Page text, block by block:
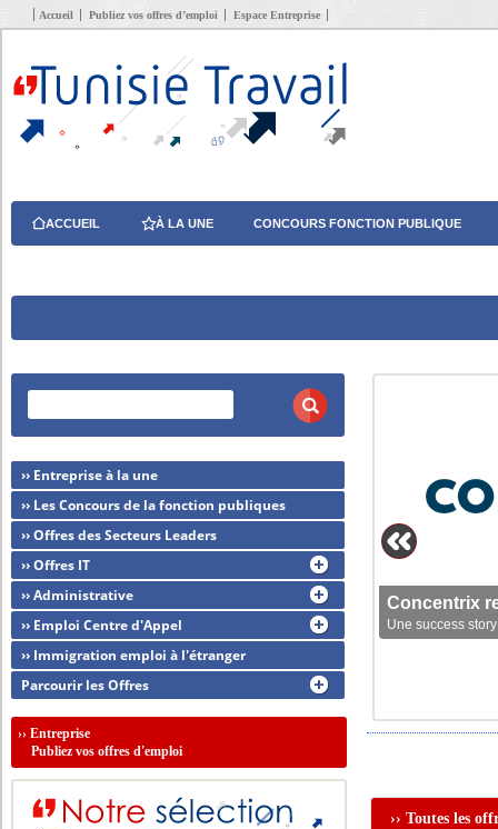
Accueil Publiez vos offres d’emploi Espace Entreprise
ACCUEIL À LA UNE CONCOURS FONCTION PUBLIQUE
Concentrix
Une success
›› Toutes les
›› Entreprise à la une
›› Les Concours de la fonction publiques
›› Offres des Secteurs Leaders
›› Offres IT
›› Administrative
›› Emploi Centre d'Appel
›› Immigration emploi à l'étranger
Parcourir les Offres
››Entreprise
Publiez vos offres d'emploi